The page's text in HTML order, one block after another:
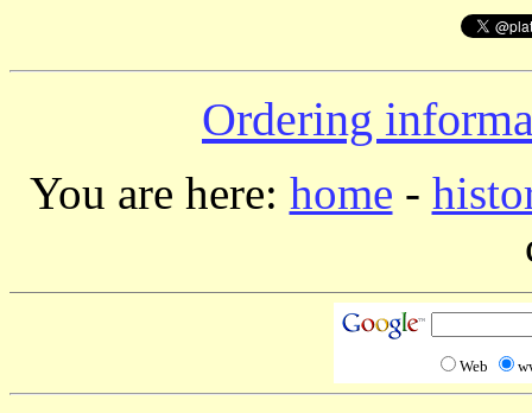
Ordering
You are here: home -
Web